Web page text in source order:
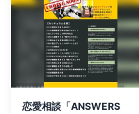
恋愛相談「ANSWERS